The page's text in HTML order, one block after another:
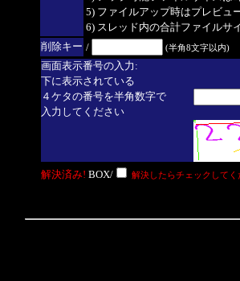
5) ファイルアップ時はプレビュ
6) スレッド内の合計ファイルサ
削除キー / (半角8文字以内)
画面表示番号の入力:
下に表示されている
４ケタの番号を半角数字で
入力してください
解決済み! BOX/ 解決したらチェックしてく